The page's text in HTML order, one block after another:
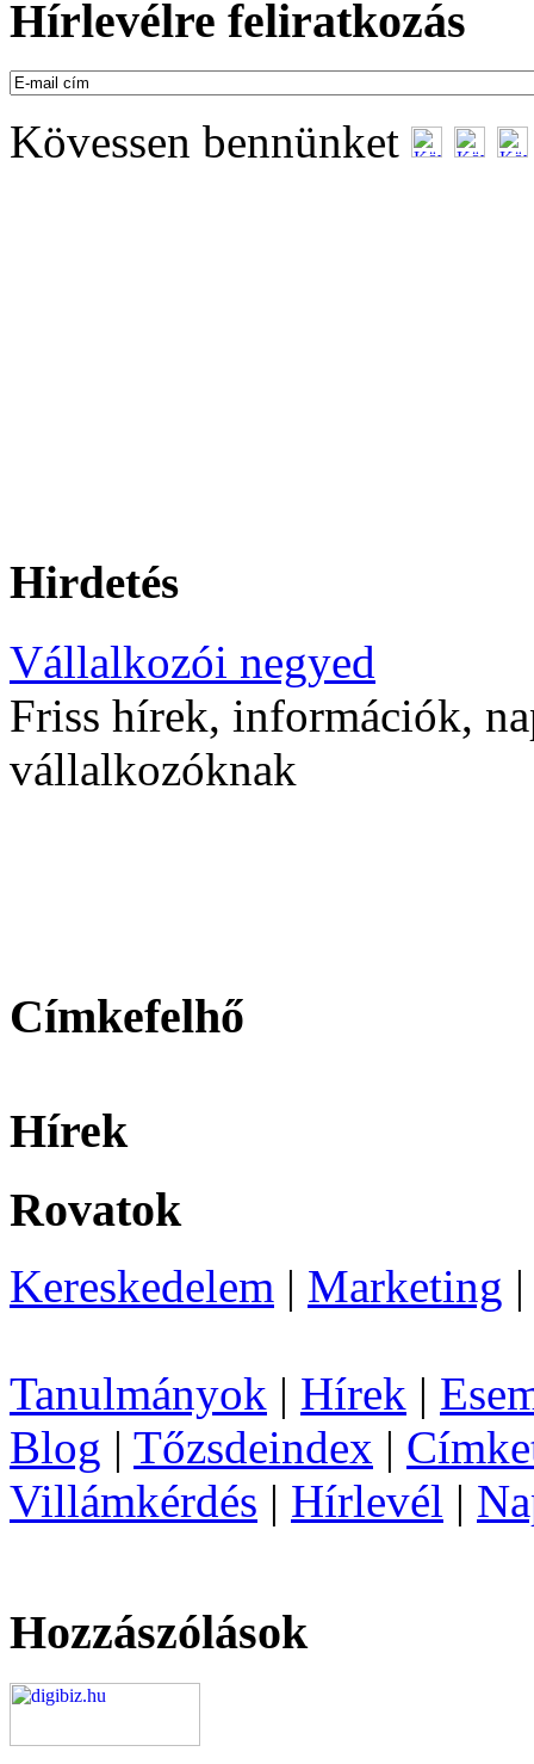
Hírlevélre feliratkozás
Kövessen bennünket
Hirdetés
Vállalkozói negyed
Friss hírek, információk,
vállalkozóknak
Címkefelhő
Hírek
Rovatok
Kereskedelem | Marketing
Tanulmányok | Hírek |
Blog | Tőzsdeindex |
Villámkérdés | Hírlevél |
Hozzászólások